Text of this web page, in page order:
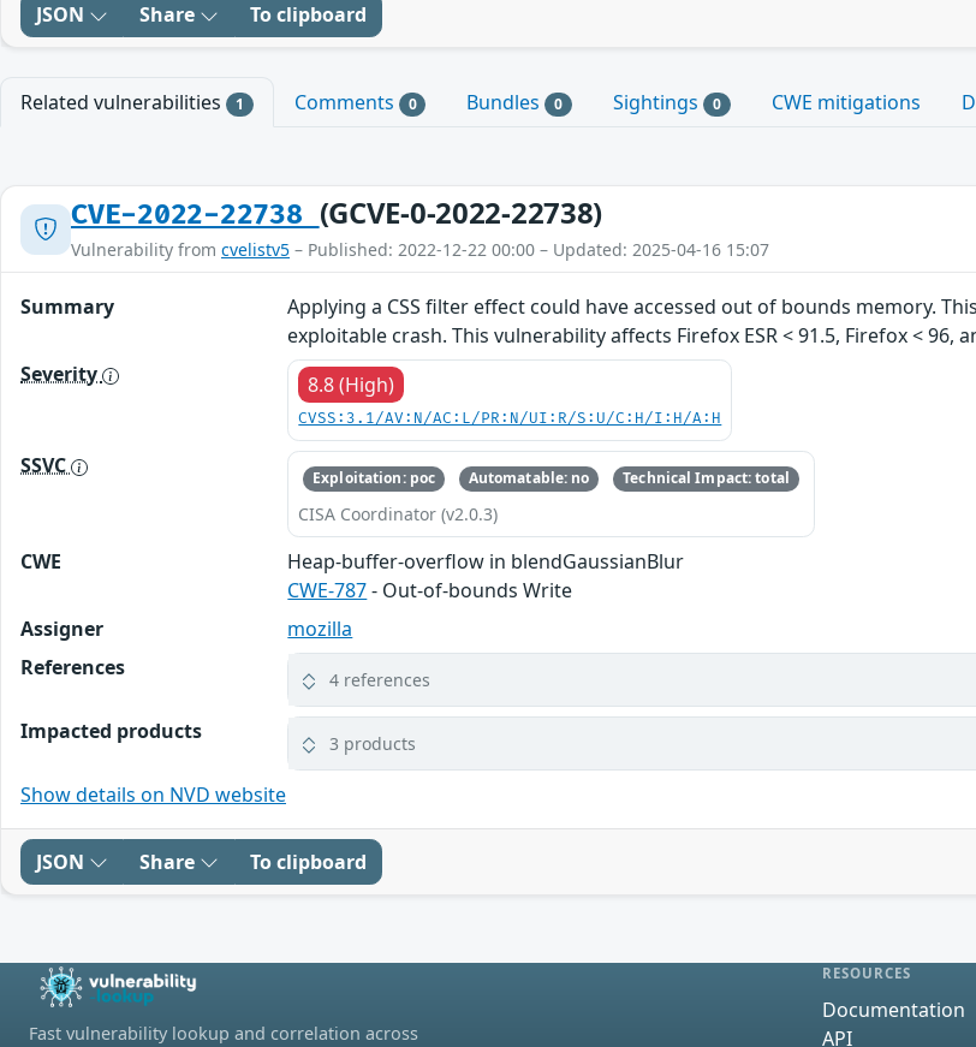
JSON Share To clipboard
Related vulnerabilities 1 Comments 0 Bundles 0 Sightings 0 CWE mitigations
CVE-2022-22738 (GCVE-0-2022-22738)
Vulnerability from cvelistv5 – Published: 2022-12-22 00:00 – Updated: 2025-04-16 15:07
Summary
Applying a CSS filter effect could have accessed out of bounds memory.
exploitable crash. This vulnerability affects Firefox ESR < 91.5, Firefox < 96,
Severity
8.8 (High)
CVSS:3.1/AV:N/AC:L/PR:N/UI:R/S:U/C:H/I:H/A:H
SSVC Exploitation: poc Automatable: no Technical Impact: total
CISA Coordinator (v2.0.3)
CWE
Heap-buffer-overflow in blendGaussianBlur
CWE-787- Out-of-bounds Write
Assigner
mozilla
References
4 references
Impacted products 3 products
Show details on NVD website
JSON Share To clipboard
Fast vulnerability lookup and correlation across
RESOURCES
Documentation
API